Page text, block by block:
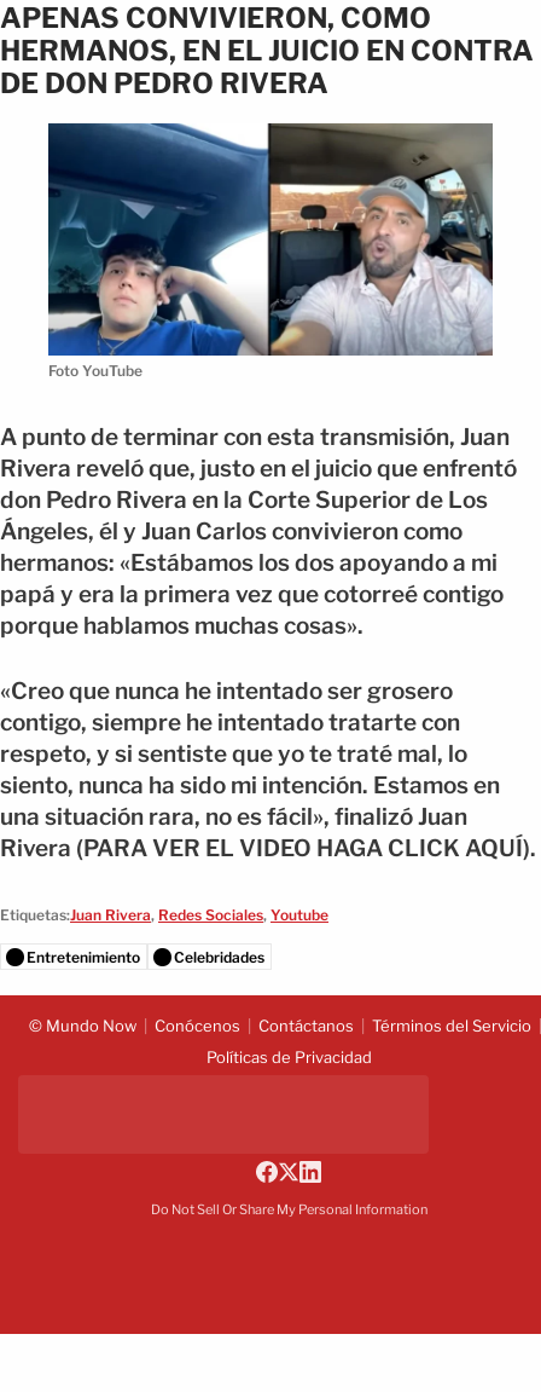
APENAS CONVIVIERON, COMO
HERMANOS, EN EL JUICIO EN CONTRA
DE DON PEDRO RIVERA
Foto YouTube
A punto de terminar con esta transmisión, Juan
Rivera reveló que, justo en el juicio que enfrentó
don Pedro Rivera en la Corte Superior de Los
Ángeles, él y Juan Carlos convivieron como
hermanos: «Estábamos los dos apoyando a mi
papá y era la primera vez que cotorreé contigo
porque hablamos muchas cosas».
«Creo que nunca he intentado ser grosero
contigo, siempre he intentado tratarte con
respeto, y si sentiste que yo te traté mal, lo
siento, nunca ha sido mi intención. Estamos en
una situación rara, no es fácil», finalizó Juan
Rivera (PARA VER EL VIDEO HAGA CLICK AQUÍ).
Etiquetas:Juan Rivera, Redes Sociales, Youtube
Entretenimiento Celebridades
© Mundo Now Conócenos Contáctanos
Términos del Servicio
Políticas de Privacidad
Do Not Sell Or Share My Personal Information